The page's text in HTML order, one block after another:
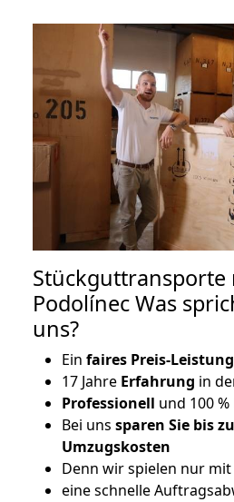
Stückguttransporte
Podolínec Was
uns?
Ein faires Preis-
17 Jahre Erfahrung in
Professionell und 100
Bei uns sparen Sie bis
Umzugskosten
Denn wir spielen nur
eine schnelle